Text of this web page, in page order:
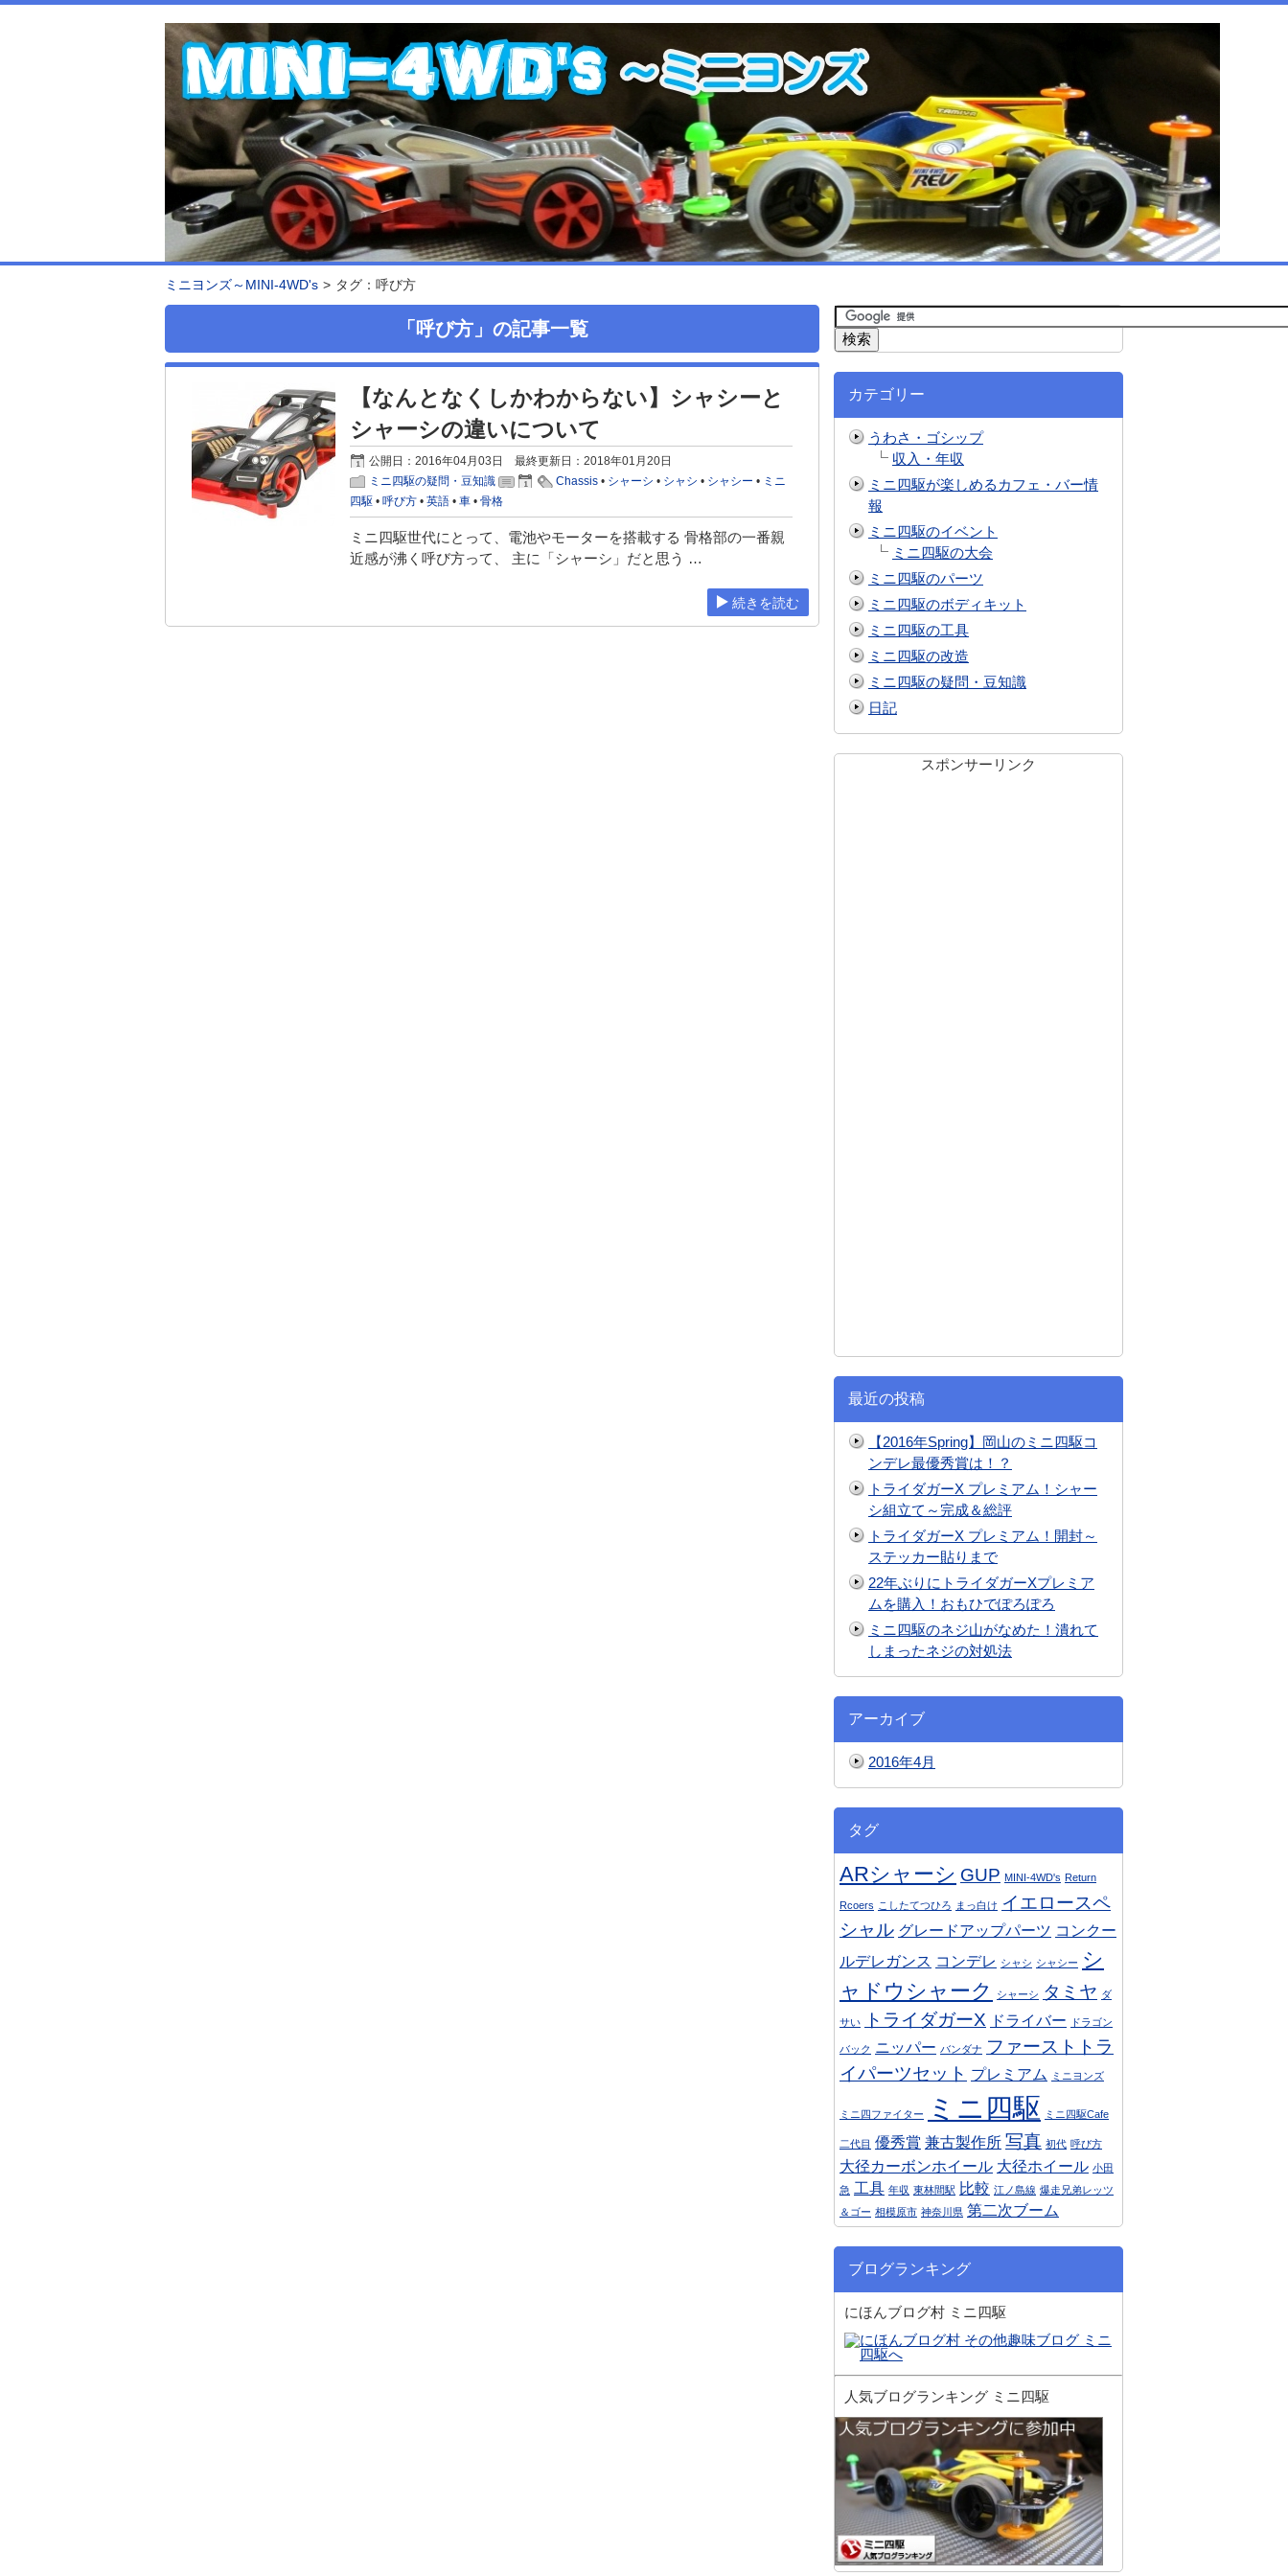
ミニヨンズ～MINI-4WD's タグ：呼び方
「呼び方」の記事一覧
【なんとなくしかわからない】シャシーと
シャーシの違いについて
公開日：2016年04月03日 最終更新日：2018年01月20日
ミニ四駆の疑問・豆知識
Chassis • シャーシ • シャシ • シャシー • ミニ
四駆 •呼び方 •英語 •車 •骨格
ミニ四駆世代にとって、電池やモーターを搭載する 骨格部の一番親
近感が沸く呼び方って、 主に「シャーシ」だと思う …
続きを読む
カテゴリー
うわさ・ゴシップ
収入・年収
ミニ四駆が楽しめるカフェ・バー情
報
ミニ四駆のイベント
ミニ四駆の大会
ミニ四駆のパーツ
ミニ四駆のボディキット
ミニ四駆の工具
ミニ四駆の改造
ミニ四駆の疑問・豆知識
日記
スポンサーリンク
最近の投稿
【2016年Spring】岡山のミニ四駆コ
ンデレ最優秀賞は！？
トライダガーX プレミアム！シャー
シ組立て～完成＆総評
トライダガーX プレミアム！開封～
ステッカー貼りまで
22年ぶりにトライダガーXプレミア
ムを購入！おもひでぽろぽろ
ミニ四駆のネジ山がなめた！潰れて
しまったネジの対処法
アーカイブ
2016年4月
タグ
ARシャーシ GUP MINI-4WD's Return
Rcoers こしたてつひろ まっ白け イエロースペ
シャル グレードアップパーツ コンクー
ルデレガンス コンデレ シャシ シャシー シ
ャドウシャーク
シャーシ タミヤ ダ
サい トライダガーX ドライバー ドラゴン
バック ニッパー バンダナ ファーストトラ
イパーツセット プレミアム ミニヨンズ
ミニ四ファイター ミニ四駆 ミニ四駆Cafe
二代目 優秀賞 兼古製作所 写真 初代 呼び方
大径カーボンホイール 大径ホイール 小田
急 工具 年収 東林間駅 比較 江ノ島線 爆走兄弟レッツ
＆ゴー 相模原市 神奈川県 第二次ブーム
ブログランキング
にほんブログ村 ミニ四駆
人気ブログランキング ミニ四駆